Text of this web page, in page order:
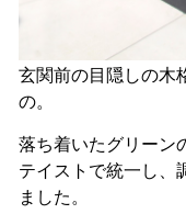
玄関前の目隠しの木
の。
落ち着いたグリーン
テイストで統一し、
ました。